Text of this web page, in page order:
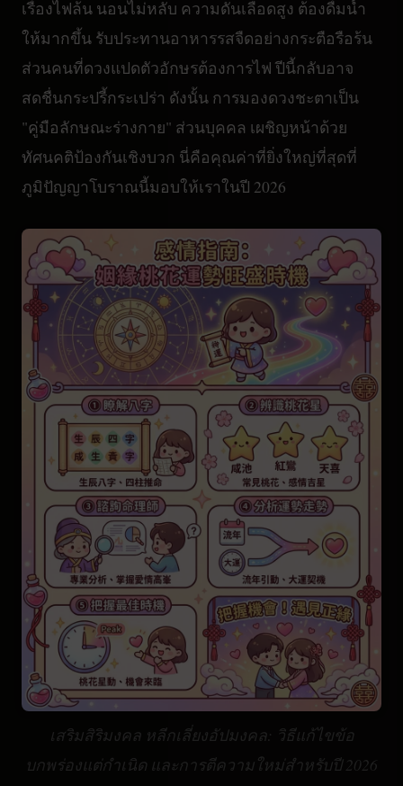
เรื่องไฟล้น นอนไม่หลับ ความดันเลือดสูง ต้องดื่มน้ำ
ให้มากขึ้น รับประทานอาหารรสจืดอย่างกระตือรือร้น
ส่วนคนที่ดวงแปดตัวอักษรต้องการไฟ ปีนี้กลับอาจ
สดชื่นกระปรี้กระเปร่า ดังนั้น การมองดวงชะตาเป็น
"คู่มือลักษณะร่างกาย" ส่วนบุคคล เผชิญหน้าด้วย
ทัศนคติป้องกันเชิงบวก นี่คือคุณค่าที่ยิ่งใหญ่ที่สุดที่
ภูมิปัญญาโบราณนี้มอบให้เราในปี 2026
เสริมสิริมงคล หลีกเลี่ยงอัปมงคล: วิธีแก้ไขข้อ
บกพร่องแต่กำเนิด และการตีความใหม่สำหรับปี 2026